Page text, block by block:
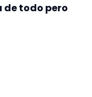
de todo pero